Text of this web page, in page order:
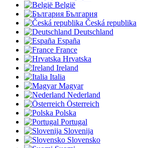
België
България
Česká republika
Deutschland
España
France
Hrvatska
Ireland
Italia
Magyar
Nederland
Österreich
Polska
Portugal
Slovenija
Slovensko